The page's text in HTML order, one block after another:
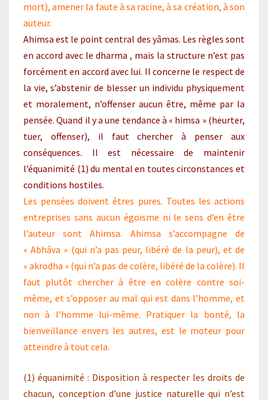
mort), amener la faute à sa racine, à sa création, à son
auteur.
Ahimsa est le point central des yâmas. Les règles sont
en accord avec le dharma , mais la structure n’est pas
forcément en accord avec lui. Il concerne le respect de
la vie, s’abstenir de blesser un individu physiquement
et moralement, n’offenser aucun être, même par la
pensée. Quand il y a une tendance à « himsa » (heurter,
tuer, offenser), il faut chercher à penser aux
conséquences. Il est nécessaire de maintenir
l’équanimité (1) du mental en toutes circonstances et
conditions hostiles.
Les pensées doivent êtres pures. Toutes les actions
entreprises sans aucun égoïsme ni le sens d’en être
l’auteur sont Ahimsa. Ahimsa s’accompagne de
« Abhâva » (qui n’a pas peur, libéré de la peur), et de
« akrodha » (qui n’a pas de colère, libéré de la colère). Il
faut plutôt chercher à être en colère contre soi-
même, et s’opposer au mal qui est dans l’homme, et
non à l’homme lui-même. Pratiquer la bonté, la
bienveillance envers les autres, est le moteur pour
atteindre à tout cela.
(1) équanimité : Disposition à respecter les droits de
chacun, conception d’une justice naturelle qui n’est